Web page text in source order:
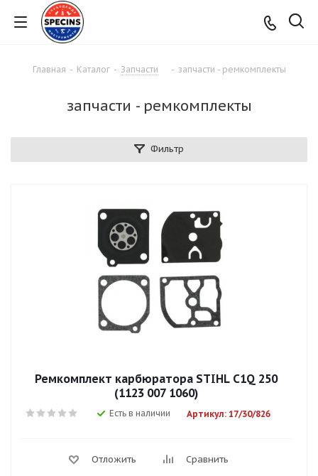
Главная - Каталог - Запчасти - запчасти - ремкомплекты
запчасти - ремкомплекты
Фильтр
Ремкомплект карбюратора STIHL C1Q 250
(1123 007 1060)
Есть в наличии Артикул: 17/30/826
Отложить Сравнить